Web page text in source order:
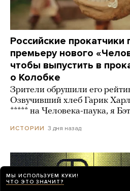
Российские прокатчики
премьеру нового
чтобы выпустить в
о Колобке
Зрители обрушили его
Озвучивший хлеб Гарик
***** на Человека-паука, я
ИСТОРИИ 3 дня назад
МЫ ИСПОЛЬЗУЕМ КУКИ!
ЧТО ЭТО ЗНАЧИТ?